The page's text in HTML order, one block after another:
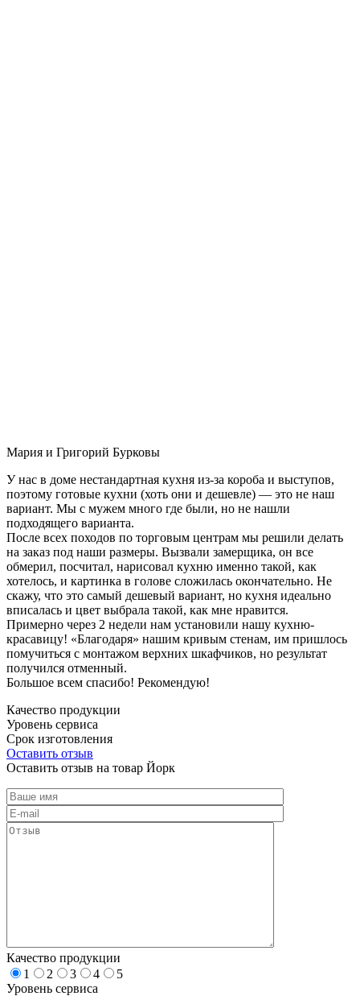
Мария и Григорий Бурковы
У нас в доме нестандартная кухня из-за короба и выступов,
поэтому готовые кухни (хоть они и дешевле) — это не наш
вариант. Мы с мужем много где были, но не нашли
подходящего варианта.
После всех походов по торговым центрам мы решили делать
на заказ под наши размеры. Вызвали замерщика, он все
обмерил, посчитал, нарисовал кухню именно такой, как
хотелось, и картинка в голове сложилась окончательно. Не
скажу, что это самый дешевый вариант, но кухня идеально
вписалась и цвет выбрала такой, как мне нравится.
Примерно через 2 недели нам установили нашу кухню-
красавицу! «Благодаря» нашим кривым стенам, им пришлось
помучиться с монтажом верхних шкафчиков, но результат
получился отменный.
Большое всем спасибо! Рекомендую!
Качество продукции
Уровень сервиса
Срок изготовления
Оставить отзыв
Оставить отзыв на товар Йорк
Качество продукции
1
2 3 4
5
Уровень сервиса